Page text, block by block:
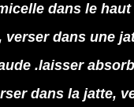
dans le
verser dans une
.laisser
dans la jatte,